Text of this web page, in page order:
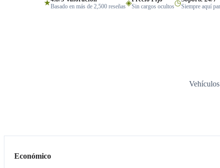
★Basado en más de 2,500 reseñas◈Sin cargos ocultos◷Siempre aquí
Económico